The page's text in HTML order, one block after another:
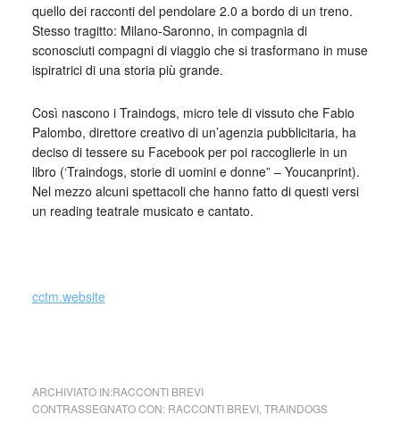
quello dei racconti del pendolare 2.0 a bordo di un treno.
Stesso tragitto: Milano-Saronno, in compagnia di
sconosciuti compagni di viaggio che si trasformano in muse
ispiratrici di una storia più grande.
Così nascono i Traindogs, micro tele di vissuto che Fabio
Palombo, direttore creativo di un’agenzia pubblicitaria, ha
deciso di tessere su Facebook per poi raccoglierle in un
libro (‘Traindogs, storie di uomini e donne” – Youcanprint).
Nel mezzo alcuni spettacoli che hanno fatto di questi versi
un reading teatrale musicato e cantato.
cctm.website
ARCHIVIATO IN:RACCONTI BREVI
CONTRASSEGNATO CON: RACCONTI BREVI, TRAINDOGS